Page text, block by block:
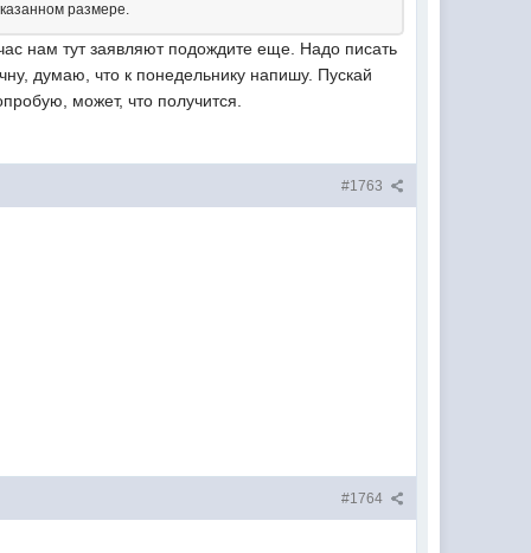
размере.
нам тут заявляют подождите еще. Надо писать
думаю, что к понедельнику напишу. Пускай
может, что получится.
#1763
#1764